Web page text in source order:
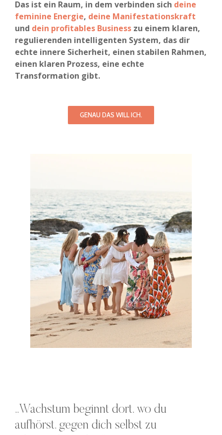
Das ist ein Raum, in dem verbinden sich deine
feminine Energie, deine Manifestationskraft
und dein profitables Business zu einem klaren,
regulierenden intelligenten System, das dir
echte innere Sicherheit, einen stabilen Rahmen,
einen klaren Prozess, eine echte
Transformation gibt.
GENAU DAS WILL ICH.
„Wachstum beginnt dort, wo du
aufhörst, gegen dich selbst zu